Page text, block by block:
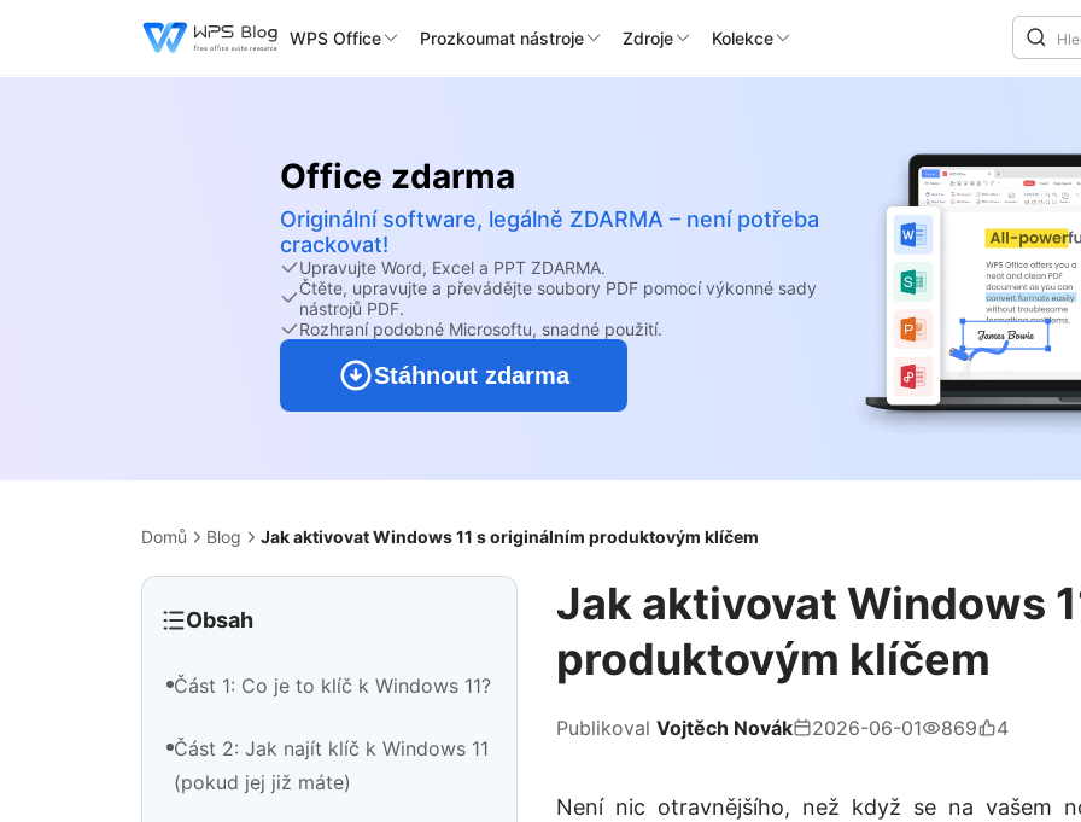
WPS Office Prozkoumat nástroje Zdroje Kolekce
Office zdarma
Originální software, legálně ZDARMA – není potřeba
crackovat!
Upravujte Word, Excel a PPT ZDARMA.
Čtěte, upravujte a převádějte soubory PDF pomocí výkonné sady
nástrojů PDF.
Rozhraní podobné Microsoftu, snadné použití.
Stáhnout zdarma
Domů Blog Jak aktivovat Windows 11 s originálním produktovým klíčem
Obsah
Část 1: Co je to klíč k Windows 11?
Část 2: Jak najít klíč k Windows 11
(pokud jej již máte)
Jak aktivovat Windows
produktovým klíčem
Publikoval Vojtěch Novák 2026-06-01 869 4
Není nic otravnějšího, než když se na vašem